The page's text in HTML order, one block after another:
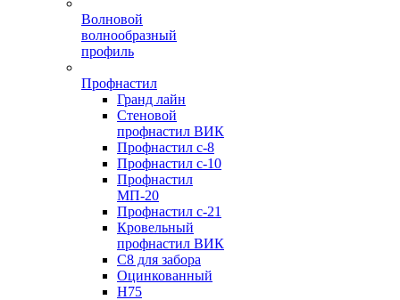
Волновой
волнообразный
профиль
Профнастил
Гранд лайн
Стеновой
профнастил ВИК
Профнастил с-8
Профнастил с-10
Профнастил
МП-20
Профнастил с-21
Кровельный
профнастил ВИК
С8 для забора
Оцинкованный
Н75